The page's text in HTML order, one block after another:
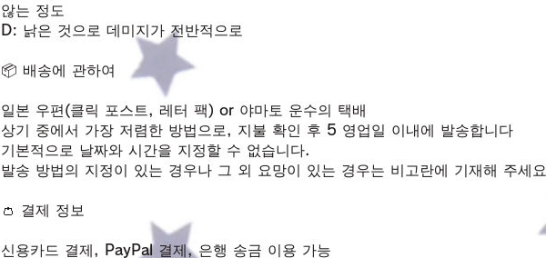
않는 정도
D: 낡은 것으로 데미지가 전반적으로
📦 배송에 관하여
일본 우편(클릭 포스트, 레터 팩) or 야마토 운수의 택배
상기 중에서 가장 저렴한 방법으로, 지불 확인 후 5 영업일 이내에 발송합니다
기본적으로 날짜와 시간을 지정할 수 없습니다.
발송 방법의 지정이 있는 경우나 그 외 요망이 있는 경우는 비고란에 기재해 주세요
👛 결제 정보
신용카드 결제, PayPal 결제, 은행 송금 이용 가능